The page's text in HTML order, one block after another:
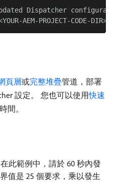
Dispatcher configurations
頁層或完整堆疊管道，部署
設定。 您也可以使用快速
間。
此範例中，請於 60 秒內發
值是 25 個要求，乘以發生